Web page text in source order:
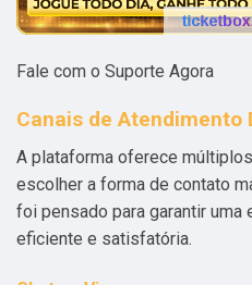
Fale com o Suporte Agora
Canais de Atendimento
A plataforma oferece
escolher a forma de contato
foi pensado para garantir uma
eficiente e satisfatória.